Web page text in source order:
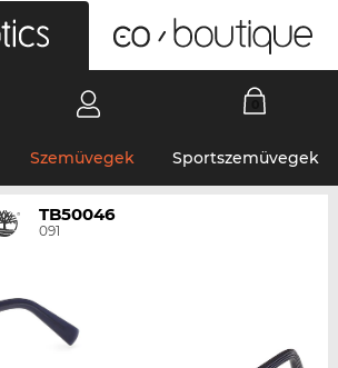
Szemüvegek Sportszemüvegek
TB50046
091